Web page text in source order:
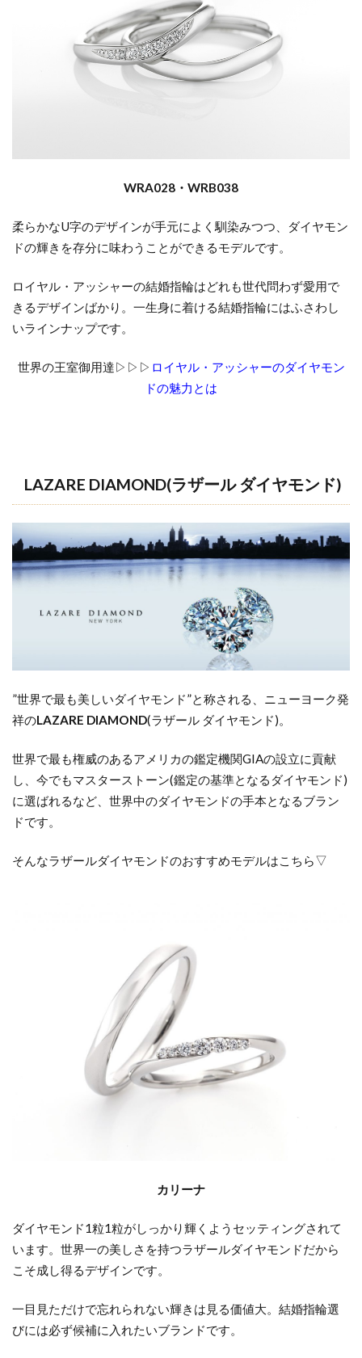
WRA028・WRB038
柔らかなU字のデザインが手元によく馴染みつつ、ダイヤモン
ドの輝きを存分に味わうことができるモデルです。
ロイヤル・アッシャーの結婚指輪はどれも世代問わず愛用で
きるデザインばかり。一生身に着ける結婚指輪にはふさわし
いラインナップです。
世界の王室御用達▷▷▷ ロイヤル・アッシャーのダイヤモン
ドの魅力とは
LAZARE DIAMOND(ラザール ダイヤモンド)
”世界で最も美しいダイヤモンド”と称される、ニューヨーク発
祥のLAZARE DIAMOND(ラザール ダイヤモンド)。
世界で最も権威のあるアメリカの鑑定機関GIAの設立に貢献
し、今でもマスターストーン(鑑定の基準となるダイヤモンド)
に選ばれるなど、世界中のダイヤモンドの手本となるブラン
ドです。
そんなラザールダイヤモンドのおすすめモデルはこちら▽
カリーナ
ダイヤモンド1粒1粒がしっかり輝くようセッティングされて
います。世界一の美しさを持つラザールダイヤモンドだから
こそ成し得るデザインです。
一目見ただけで忘れられない輝きは見る価値大。結婚指輪選
びには必ず候補に入れたいブランドです。